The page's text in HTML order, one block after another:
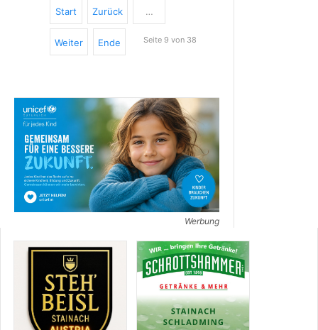
Start Zurück …
Weiter Ende Seite 9 von 38
Werbung